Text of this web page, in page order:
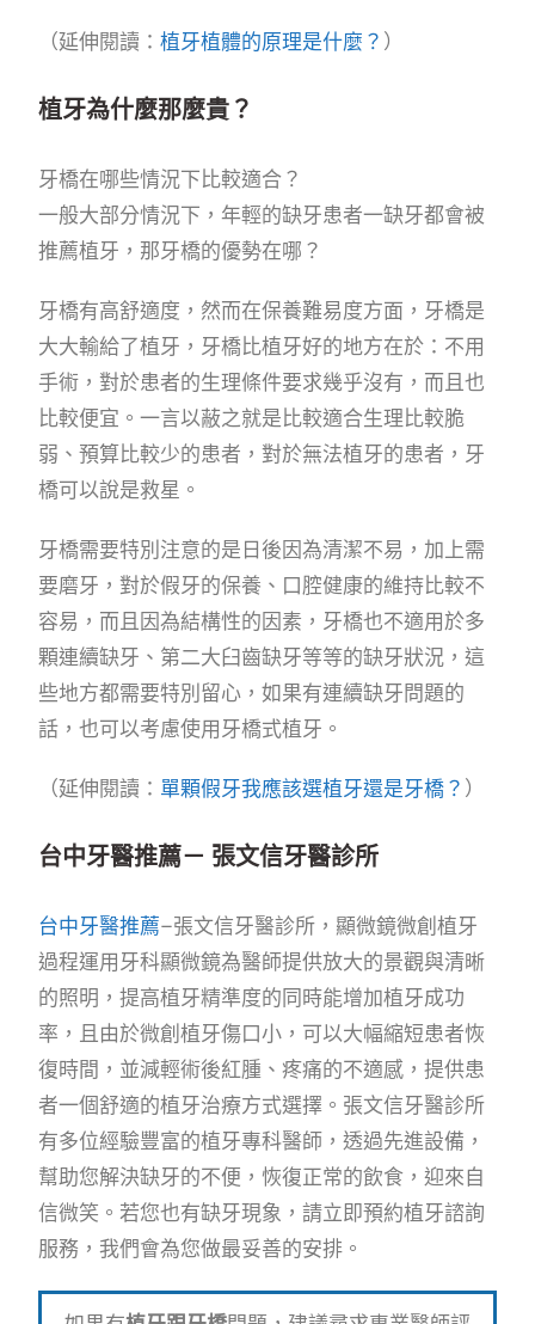
（延伸閱讀：植牙植體的原理是什麼？ ）
植牙為什麼那麼貴？
牙橋在哪些情況下比較適合？
一般大部分情況下，年輕的缺牙患者一缺牙都會被
推薦植牙，那牙橋的優勢在哪？
牙橋有高舒適度，然而在保養難易度方面，牙橋是
大大輸給了植牙，牙橋比植牙好的地方在於：不用
手術，對於患者的生理條件要求幾乎沒有，而且也
比較便宜。一言以蔽之就是比較適合生理比較脆
弱、預算比較少的患者，對於無法植牙的患者，牙
橋可以說是救星。
牙橋需要特別注意的是日後因為清潔不易，加上需
要磨牙，對於假牙的保養、口腔健康的維持比較不
容易，而且因為結構性的因素，牙橋也不適用於多
顆連續缺牙、第二大臼齒缺牙等等的缺牙狀況，這
些地方都需要特別留心，如果有連續缺牙問題的
話，也可以考慮使用牙橋式植牙。
（延伸閱讀： 單顆假牙我應該選植牙還是牙橋？ ）
台中牙醫推薦－ 張文信牙醫診所
台中牙醫推薦–張文信牙醫診所，顯微鏡微創植牙
過程運用牙科顯微鏡為醫師提供放大的景觀與清晰
的照明，提高植牙精準度的同時能增加植牙成功
率，且由於微創植牙傷口小，可以大幅縮短患者恢
復時間，並減輕術後紅腫、疼痛的不適感，提供患
者一個舒適的植牙治療方式選擇。張文信牙醫診所
有多位經驗豐富的植牙專科醫師，透過先進設備，
幫助您解決缺牙的不便，恢復正常的飲食，迎來自
信微笑。若您也有缺牙現象，請立即預約植牙諮詢
服務，我們會為您做最妥善的安排。